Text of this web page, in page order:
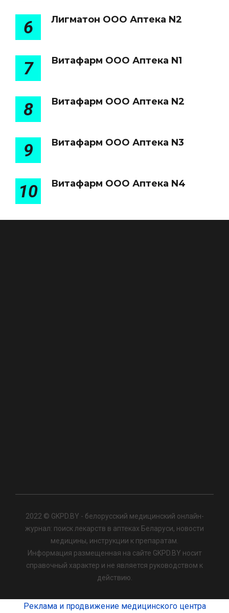
6 Лигматон ООО Аптека N2
7 Витафарм ООО Аптека N1
8 Витафарм ООО Аптека N2
9 Витафарм ООО Аптека N3
10 Витафарм ООО Аптека N4
2022 © GKPD.BY - белорусский медицинский онлайн-
журнал: поиск лекарств в аптеках Беларуси, новости
медицины, инструкции к препаратам.
Информация размещенная на сайте GKPD.BY носит
справочный характер и не является руководством к
действию.
Реклама и продвижение медицинского центра